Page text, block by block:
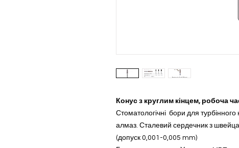
Конус з круглим кінцем, робоча
Стоматологічні бори для
алмаз. Сталевий сердечник з
(допуск 0,001-0,005 mm)